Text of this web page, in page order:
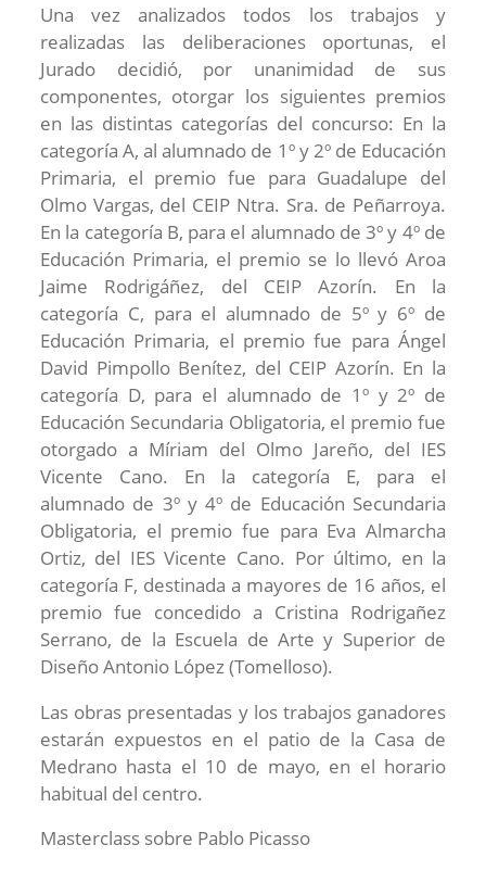
Una vez analizados todos los trabajos y
realizadas las deliberaciones oportunas, el
Jurado decidió, por unanimidad de sus
componentes, otorgar los siguientes premios
en las distintas categorías del concurso: En la
categoría A, al alumnado de 1º y 2º de Educación
Primaria, el premio fue para Guadalupe del
Olmo Vargas, del CEIP Ntra. Sra. de Peñarroya.
En la categoría B, para el alumnado de 3º y 4º de
Educación Primaria, el premio se lo llevó Aroa
Jaime Rodrigáñez, del CEIP Azorín. En la
categoría C, para el alumnado de 5º y 6º de
Educación Primaria, el premio fue para Ángel
David Pimpollo Benítez, del CEIP Azorín. En la
categoría D, para el alumnado de 1º y 2º de
Educación Secundaria Obligatoria, el premio fue
otorgado a Míriam del Olmo Jareño, del IES
Vicente Cano. En la categoría E, para el
alumnado de 3º y 4º de Educación Secundaria
Obligatoria, el premio fue para Eva Almarcha
Ortiz, del IES Vicente Cano. Por último, en la
categoría F, destinada a mayores de 16 años, el
premio fue concedido a Cristina Rodrigañez
Serrano, de la Escuela de Arte y Superior de
Diseño Antonio López (Tomelloso).
Las obras presentadas y los trabajos ganadores
estarán expuestos en el patio de la Casa de
Medrano hasta el 10 de mayo, en el horario
habitual del centro.
Masterclass sobre Pablo Picasso